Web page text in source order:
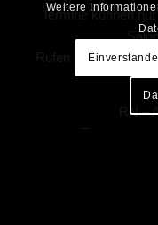
Termine können
Rufen Sie uns dazu
RN –
Weitere